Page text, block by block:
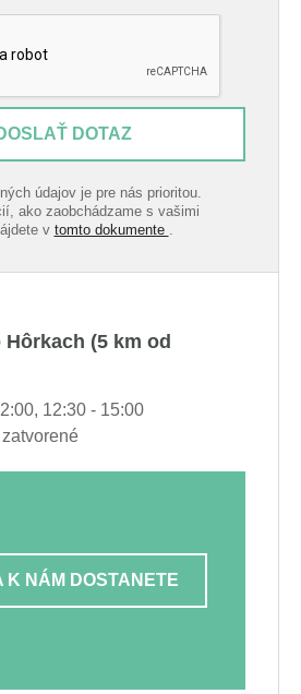
DOTAZ
údajov je pre nás prioritou.
ako zaobchádzame s vašimi
v tomto dokumente .
(5 km od
12:30 - 15:00
K NÁM DOSTANETE